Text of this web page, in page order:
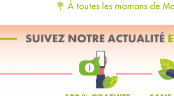
💐 À toutes les mamans de